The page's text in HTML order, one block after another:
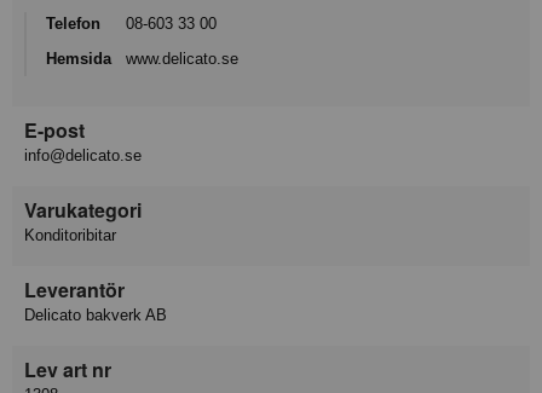
Telefon
08-603 33 00
Hemsida
www.delicato.se
E-post
info@delicato.se
Varukategori
Konditoribitar
Leverantör
Delicato bakverk AB
Lev art nr